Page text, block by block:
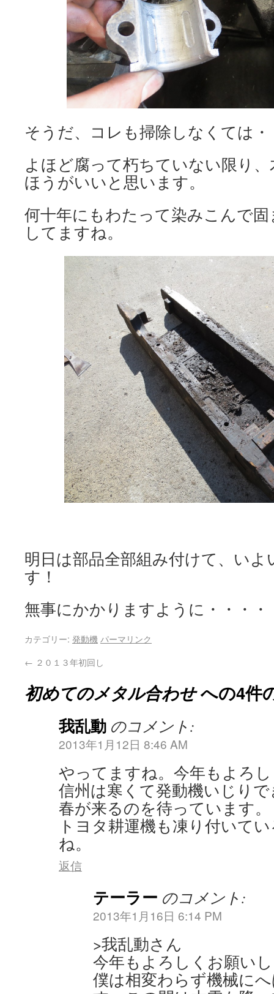
そうだ、コレも掃除しなくては・
よほど腐って朽ちていない限り
ほうがいいと思います。
何十年にもわたって染みこんで
してますね。
明日は部品全部組み付けて、い
す！
無事にかかりますように・・・・
カテゴリー: 発動機 パーマリンク
← ２０１３年初回し
初めてのメタル合わせへの4件
我乱動 のコメント:
2013年1月12日 8:46 AM
やってますね。今年もよろ
信州は寒くて発動機いじり
春が来るのを待っています。
トヨタ耕運機も凍り付いて
ね。
返信
テーラー のコメント:
2013年1月16日 6:14 PM
>我乱動さん
今年もよろしくお願い
僕は相変わらず機械に